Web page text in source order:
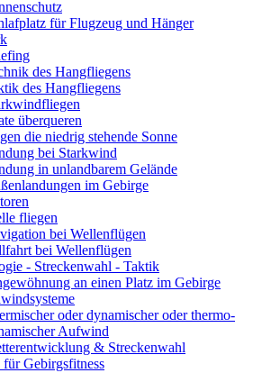
für Flugzeug und Hänger
des Hangfliegens
des Hangfliegens
überqueren
die niedrig stehende Sonne
bei Starkwind
in unlandbarem Gelände
im Gebirge
fliegen
bei Wellenflügen
bei Wellenflügen
- Streckenwahl - Taktik
an einen Platz im Gebirge
oder dynamischer oder thermo-
Aufwind
& Streckenwahl
Gebirgsfitness